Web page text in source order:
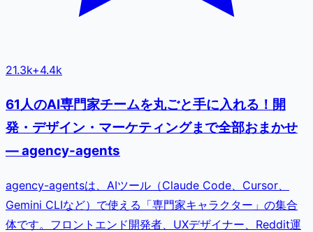
21.3k+4.4k
61人のAI専門家チームを丸ごと手に入れる！開
発・デザイン・マーケティングまで全部おまかせ
— agency-agents
agency-agentsは、AIツール（Claude Code、Cursor、
Gemini CLIなど）で使える「専門家キャラクター」の集合
体です。フロントエンド開発者、UXデザイナー、Reddit運